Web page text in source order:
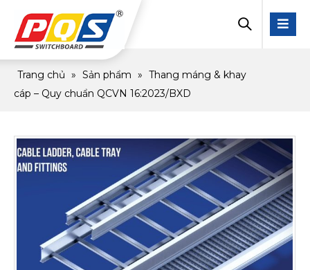
Trang chủ » Sản phẩm » Thang máng & khay
cáp – Quy chuẩn QCVN 16:2023/BXD